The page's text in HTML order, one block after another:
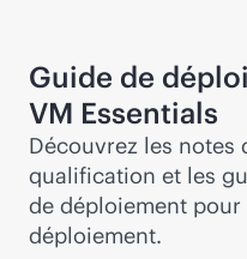
Guide de
VM Essentials
Découvrez les notes
qualification et les
de déploiement
déploiement.